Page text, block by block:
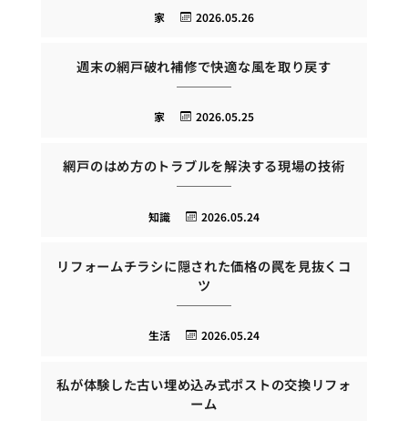
2026.05.26
家
週末の網戸破れ補修で快適な風を取り戻す
2026.05.25
家
網戸のはめ方のトラブルを解決する現場の技術
2026.05.24
知識
リフォームチラシに隠された価格の罠を見抜くコ
ツ
2026.05.24
生活
私が体験した古い埋め込み式ポストの交換リフォ
ーム